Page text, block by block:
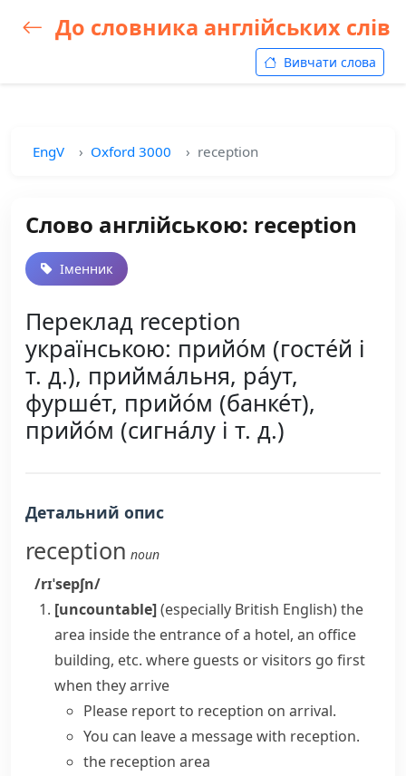
До словника англійських слів
Вивчати слова
EngV Oxford 3000 reception
Слово англійською: reception
Іменник
Переклад reception
українською: прийо́м (госте́й і
т. д.), прийма́льня, ра́ут,
фурше́т, прийо́м (банке́т),
прийо́м (сигна́лу і т. д.)
Детальний опис
reception noun
/rɪˈsepʃn/
[uncountable](especially British English)the
area inside the entrance of a hotel, an office
building, etc. where guests or visitors go first
when they arrive
Please report to reception on arrival.
You can leave a message with reception.
the reception area